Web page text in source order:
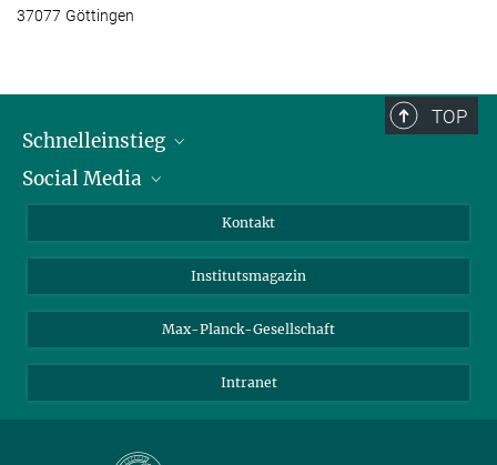
37077 Göttingen
TOP
Schnelleinstieg
Alumni
Schulen
Studierende
Social Media
Facebook
YouTube
Kontakt
Institutsmagazin
Max-Planck-Gesellschaft
Intranet